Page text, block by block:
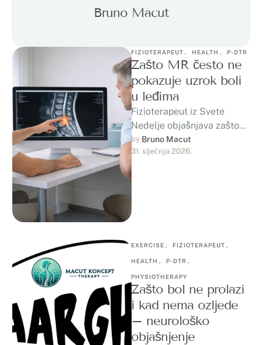
Bruno Macut
FIZIOTERAPEUT , HEALTH , P-DTR
Zašto MR često ne
pokazuje uzrok boli
u leđima
Fizioterapeut iz Svete
Nedelje objašnjava zašto
MR ne pokazuje uzrok boli
u leđima
by Bruno Macut
31. siječnja 2026.
EXERCISE , FIZIOTERAPEUT ,
HEALTH , P-DTR ,
PHYSIOTHERAPY
Zašto bol ne prolazi
i kad nema ozljede
– neurološko
objašnjenje